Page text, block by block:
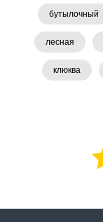
бутылочный
лесная
клюква